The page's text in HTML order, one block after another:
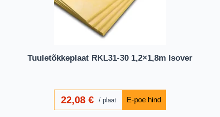
Tuuletõkkeplaat RKL31-30 1,2×1,8m Isover
22,08€ plaat